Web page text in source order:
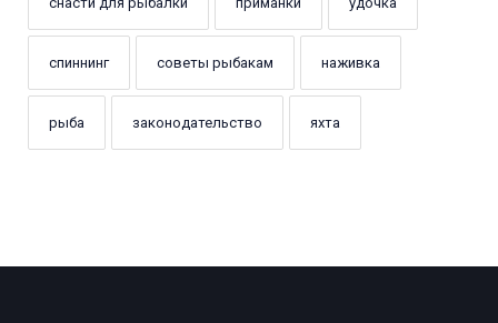
спиннинг советы рыбакам наживка
рыба законодательство яхта